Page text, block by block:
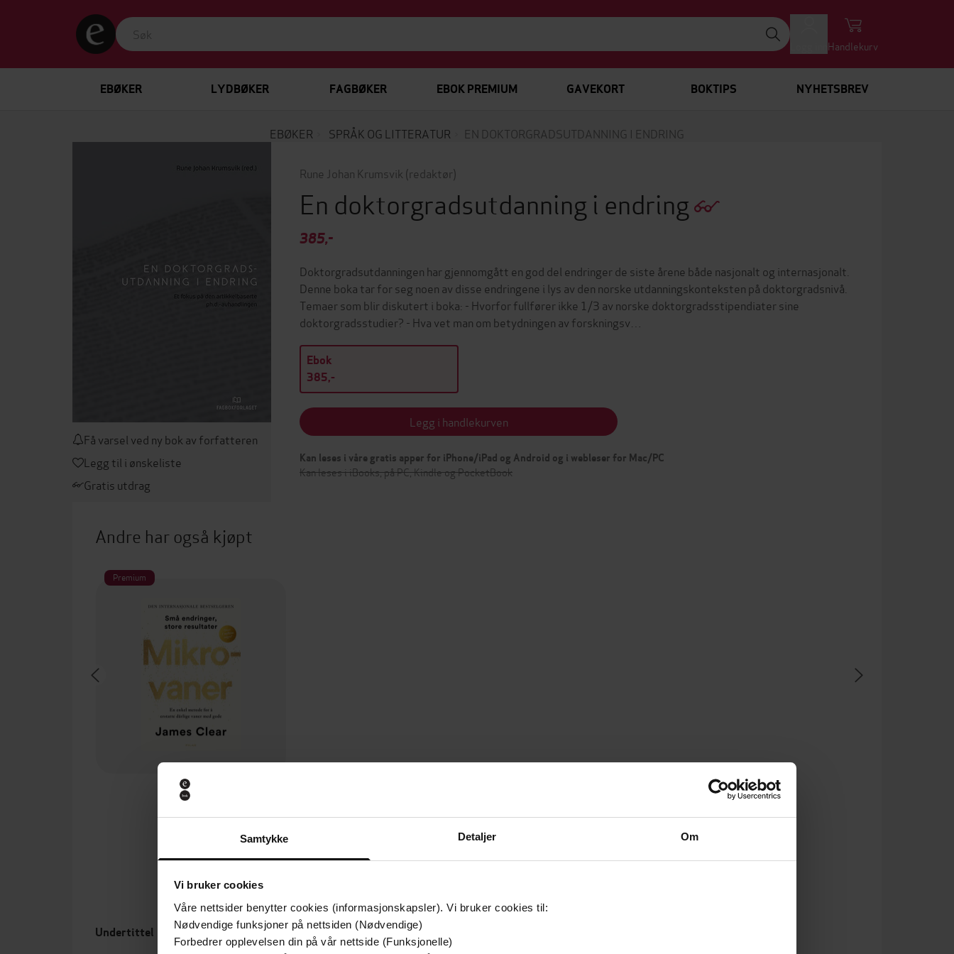
Samtykke Detaljer Om
Vi bruker cookies
Våre nettsider benytter cookies (informasjonskapsler). Vi bruker cookies til:
Nødvendige funksjoner på nettsiden (Nødvendige)
Forbedrer opplevelsen din på vår nettside (Funksjonelle)
Handlekurv
EBØKER LYDBØKER FAGBØKER EBOK PREMIUM GAVEKORT BOKTIPS NYHETSBREV
EBØKER SPRÅK OG LITTERATUR EN DOKTORGRADSUTDANNING I ENDRING
Få varsel ved ny bok av forfatteren
Legg til i ønskeliste
Gratis utdrag
Rune Johan Krumsvik (redaktør)
En doktorgradsutdanning i endring
385,-
Doktorgradsutdanningen har gjennomgått en god del endringer de siste årene både nasjonalt og internasjonalt.
Denne boka tar for seg noen av disse endringene i lys av den norske utdanningskonteksten på doktorgradsnivå.
Temaer som blir diskutert i boka: - Hvorfor fullfører ikke 1/3 av norske doktorgradsstipendiater sine
doktorgradsstudier? - Hva vet man om betydningen av forskningsv…
Ebok
385,-
Legg i handlekurven
Kan leses i våre gratis apper for iPhone/iPad og Android og i webleser for Mac/PC
Kan leses i iBooks, på PC, Kindle og PocketBook
Andre har også kjøpt
Premium
149,-
Undertittel Forfattere